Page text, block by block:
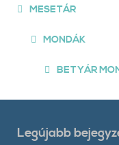
MESETÁR
MONDÁK
BETYÁR
Legújabb